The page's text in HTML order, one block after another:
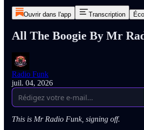
Ouvrir dans l'app Transcription
All The Boogie By Mr
Radio Funk
juil. 04, 2026
This is Mr Radio Funk, signing off.